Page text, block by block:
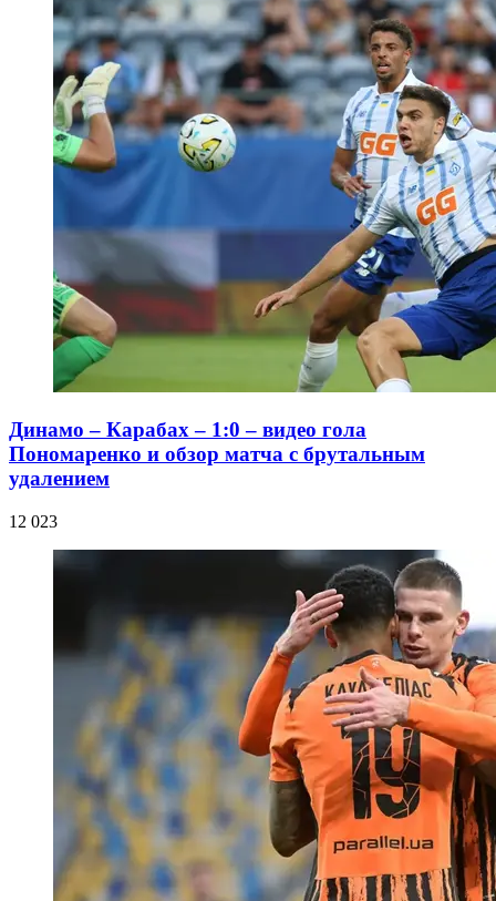
Динамо – Карабах – 1:0 – видео гола
Пономаренко и обзор матча с брутальным
удалением
12 023